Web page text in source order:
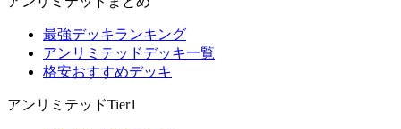
最強デッキランキング
アンリミテッドデッキ一覧
格安おすすめデッキ
アンリミテッドTier1